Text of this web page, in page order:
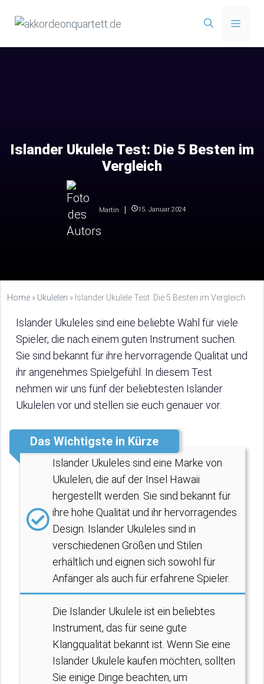
Inhalt
Menü
Islander Ukulele Test: Die 5 Besten im
Vergleich
Martin 15. Januar 2024
Home » Ukulelen » Islander Ukulele Test: Die 5 Besten im Vergleich
Islander Ukuleles sind eine beliebte Wahl für viele
Spieler, die nach einem guten Instrument suchen.
Sie sind bekannt für ihre hervorragende Qualität und
ihr angenehmes Spielgefühl. In diesem Test
nehmen wir uns fünf der beliebtesten Islander
Ukulelen vor und stellen sie euch genauer vor.
Das Wichtigste in Kürze
Islander Ukuleles sind eine Marke von
Ukulelen, die auf der Insel Hawaii
hergestellt werden. Sie sind bekannt für
ihre hohe Qualität und ihr hervorragendes
Design. Islander Ukuleles sind in
verschiedenen Größen und Stilen
erhältlich und eignen sich sowohl für
Anfänger als auch für erfahrene Spieler.
Die Islander Ukulele ist ein beliebtes
Instrument, das für seine gute
Klangqualität bekannt ist. Wenn Sie eine
Islander Ukulele kaufen möchten, sollten
Sie einige Dinge beachten, um